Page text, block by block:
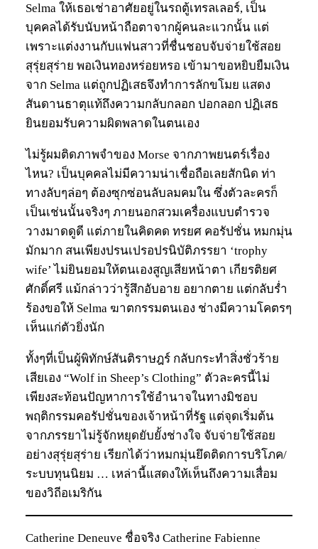
Selma ให้เธอเช่าอาศัยอยู่ในรถตู้เทรลเลอร์, เป็น
บุคคลได้รับนับหน้าถือตาจากผู้คนละแวกนั้น แต่
เพราะแต่งงานกับแฟนสาวที่ชื่นชอบจับจ่ายใช้สอย
สุรุ่ยสุร่าย พอเงินทองหร่อยหรอ เข้ามาขอหยิบยืมเงิน
จาก Selma แต่ถูกปฏิเสธจึงทำการลักขโมย แสดง
สันดานธาตุแท้ถึงความกลับกลอก ปอกลอก ปฏิเสธ
ยินยอมรับความผิดพลาดในตนเอง
ไม่รู้ผมติดภาพจำของ Morse จากภาพยนตร์เรื่อง
ไหน? เป็นบุคคลไม่มีความน่าเชื่อถือเลยสักนิด ท่า
ทางลับๆล่อๆ ต้องซุกซ่อนลับลมคมใน ซึ่งตัวละครก็
เป็นเช่นนั้นจริงๆ ภายนอกสวมเครื่องแบบตำรวจ
วางมาดดูดี แต่ภายในคิดคด ทรยศ คอรัปชั่น หมกมุ่น
มักมาก สนเพียงปรนเปรอปรนิบัติภรรยา ‘trophy
wife’ ไม่ยินยอมให้ตนเองสูญเสียหน้าตา เกียรติยศ
ศักดิ์ศรี แม้กล่าวว่ารู้สึกอับอาย อยากตาย แต่กลับร่ำ
ร้องขอให้ Selma ฆาตกรรมตนเอง ช่างมีความโคตรๆ
เห็นแก่ตัวยิ่งนัก
ทั้งๆที่เป็นผู้พิทักษ์สันติราษฎร์ กลับกระทำสิ่งชั่วร้าย
เสียเอง “Wolf in Sheep’s Clothing” ตัวละครนี้ไม่
เพียงสะท้อนปัญหาการใช้อำนาจในทางมิชอบ
พฤติกรรมคอรัปชั่นของเจ้าหน้าที่รัฐ แต่จุดเริ่มต้น
จากภรรยาไม่รู้จักหยุดยับยั้งช่างใจ จับจ่ายใช้สอย
อย่างสุรุ่ยสุร่าย เรียกได้ว่าหมกมุ่นยึดติดการบริโภค/
ระบบทุนนิยม … เหล่านี้แสดงให้เห็นถึงความเสื่อม
ของวิถีอเมริกัน
Catherine Deneuve ชื่อจริง Catherine Fabienne